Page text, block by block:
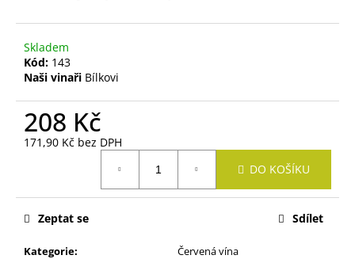
Skladem
Kód: 143
Naši vinaři Bílkovi
208 Kč
171,90 Kč bez DPH
DO KOŠÍKU
Kategorie:
Červená vína
Zeptat se Sdílet
D
o
p
o
u
m